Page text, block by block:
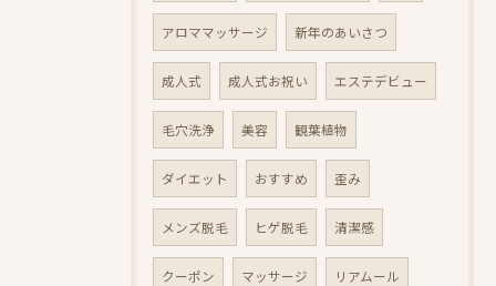
アロママッサージ 新年のあいさつ
成人式 成人式お祝い エステデビュー
毛穴洗浄 美容 観葉植物
ダイエット おすすめ 歪み
メンズ脱毛 ヒゲ脱毛 清潔感
クーポン マッサージ リアムール